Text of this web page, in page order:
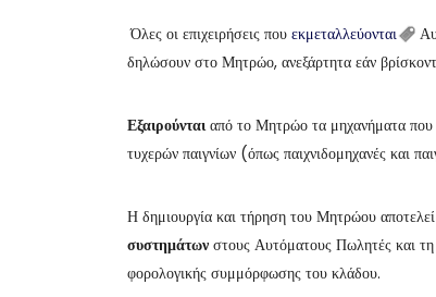
Όλες οι επιχειρήσεις που εκμεταλλεύονται
δηλώσουν στο Μητρώο, ανεξάρτητα εάν
Εξαιρούνταιαπό το Μητρώο τα μηχανήματα που
τυχερών παιγνίων (όπως παιχνιδομηχανές και
Η δημιουργία και τήρηση του Μητρώου
συστημάτων στους Αυτόματους Πωλητές και τη
φορολογικής συμμόρφωσης του κλάδου.